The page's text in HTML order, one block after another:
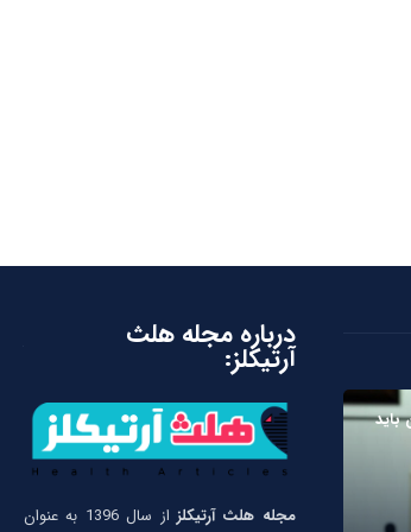
باید
درباره مجله هلث
آرتیکلز:
مجله هلث آرتیکلز
از سال 1396 به عنوان